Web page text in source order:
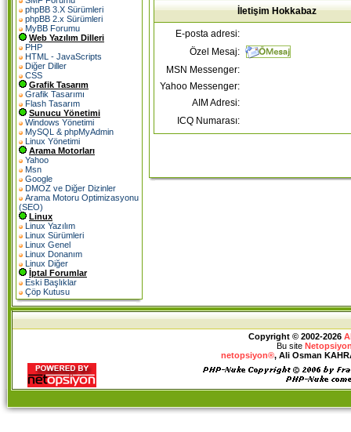
phpBB 3.X Sürümleri
phpBB 2.x Sürümleri
MyBB Forumu
Web Yazılım Dilleri
PHP
HTML - JavaScripts
Diğer Diller
CSS
Grafik Tasarım
Grafik Tasarımı
Flash Tasarım
Sunucu Yönetimi
Windows Yönetimi
MySQL & phpMyAdmin
Linux Yönetimi
Arama Motorları
Yahoo
Msn
Google
DMOZ ve Diğer Dizinler
Arama Motoru Optimizasyonu
(SEO)
Linux
Linux Yazılım
Linux Sürümleri
Linux Genel
Linux Donanım
Linux Diğer
İptal Forumlar
Eski Başlıklar
Çöp Kutusu
İletişim Hokkabaz
E-posta adresi:
Özel Mesaj:
MSN Messenger:
Yahoo Messenger:
AIM Adresi:
ICQ Numarası:
Copyright © 2002-2026
Bu site
netopsiyon®, Ali Osman